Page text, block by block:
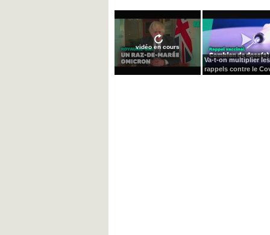
vidéo en cours
Va-t-on multiplier les
rappels contre le